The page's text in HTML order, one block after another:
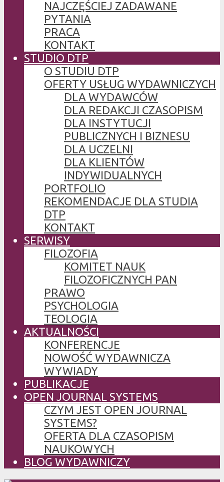
NAJCZĘŚCIEJ ZADAWANE
PYTANIA
PRACA
KONTAKT
STUDIO DTP
O STUDIU DTP
OFERTY USŁUG WYDAWNICZYCH
DLA WYDAWCÓW
DLA REDAKCJI CZASOPISM
DLA INSTYTUCJI
PUBLICZNYCH I BIZNESU
DLA UCZELNI
DLA KLIENTÓW
INDYWIDUALNYCH
PORTFOLIO
REKOMENDACJE DLA STUDIA
DTP
KONTAKT
SERWISY
FILOZOFIA
KOMITET NAUK
FILOZOFICZNYCH PAN
PRAWO
PSYCHOLOGIA
TEOLOGIA
AKTUALNOŚCI
KONFERENCJE
NOWOŚĆ WYDAWNICZA
WYWIADY
PUBLIKACJE
OPEN JOURNAL SYSTEMS
CZYM JEST OPEN JOURNAL
SYSTEMS?
OFERTA DLA CZASOPISM
NAUKOWYCH
BLOG WYDAWNICZY